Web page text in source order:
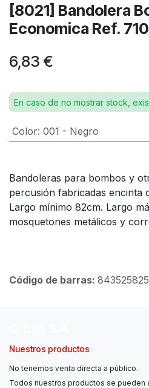
[8021] Bandolera
Economica Ref.
6,83 €
En caso de no mostrar stock,
Color: 001 - Negro
Bandoleras para bombos y
percusión fabricadas encinta
Largo mínimo 82cm. Largo
mosquetones metálicos y
Código de barras:
Nuestros productos
No tenemos venta directa a público.
Todos nuestros productos se pueden